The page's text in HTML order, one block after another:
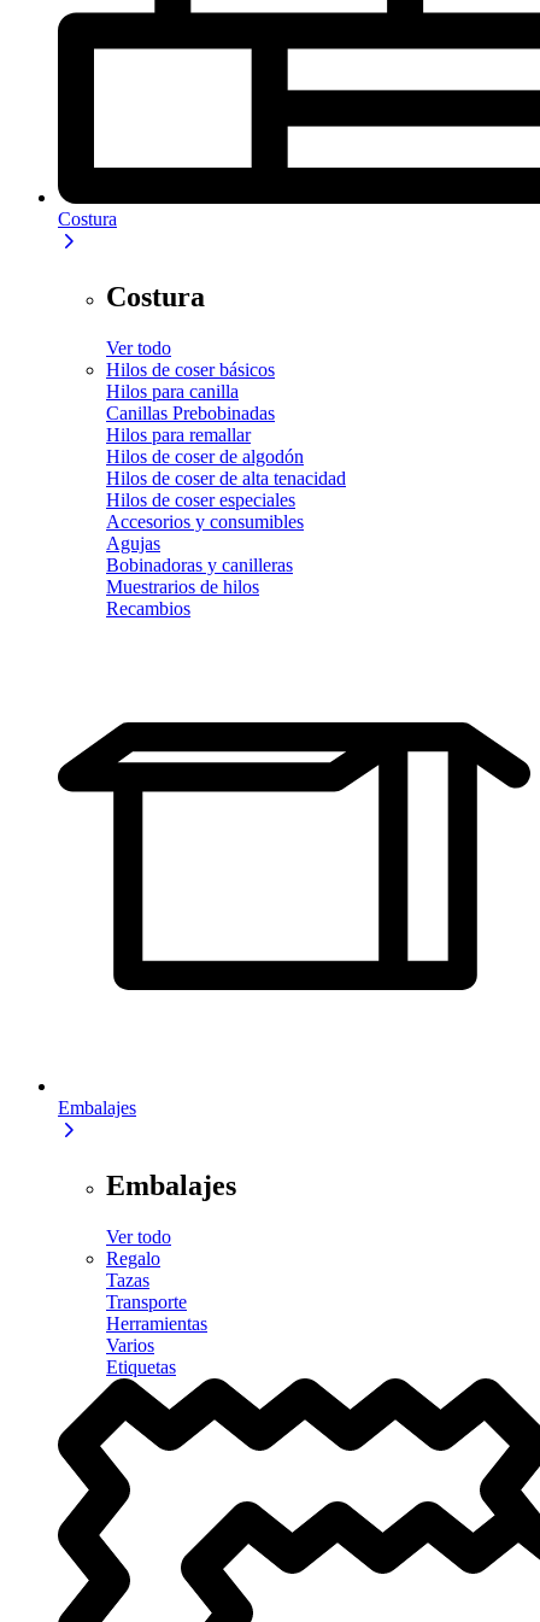
Costura
Costura
Ver todo
Hilos de coser básicos
Hilos para canilla
Canillas Prebobinadas
Hilos para remallar
Hilos de coser de algodón
Hilos de coser de alta tenacidad
Hilos de coser especiales
Accesorios y consumibles
Agujas
Bobinadoras y canilleras
Muestrarios de hilos
Recambios
Embalajes
Embalajes
Ver todo
Regalo
Tazas
Transporte
Herramientas
Varios
Etiquetas